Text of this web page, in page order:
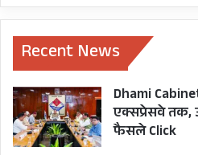
Recent News
Dhami
एक्सप्रेसवे तक,
फैसले Click